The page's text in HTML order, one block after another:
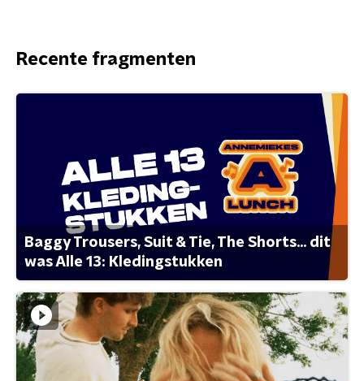
Recente fragmenten
Baggy Trousers, Suit & Tie, The Shorts... dit
was Alle 13: Kledingstukken